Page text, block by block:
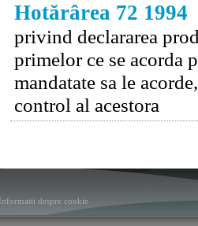
Hotărârea 72 1994
privind declararea
primelor ce se acorda
mandatate sa le
control al acestora
Informatii despre cookie